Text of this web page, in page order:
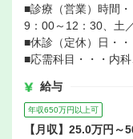
■診療（営業）時間
9：00～12：30、土
■休診（定休）日・
■応需科目・・・内
給与
年収650万円以上可
【月収】25.0万円